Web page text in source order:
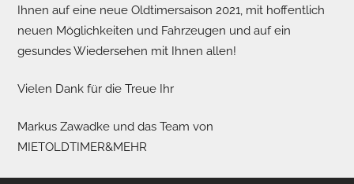
Ihnen auf eine neue Oldtimersaison 2021, mit hoffentlich
neuen Möglichkeiten und Fahrzeugen und auf ein
gesundes Wiedersehen mit Ihnen allen!
Vielen Dank für die Treue Ihr
Markus Zawadke und das Team von
MIETOLDTIMER&MEHR